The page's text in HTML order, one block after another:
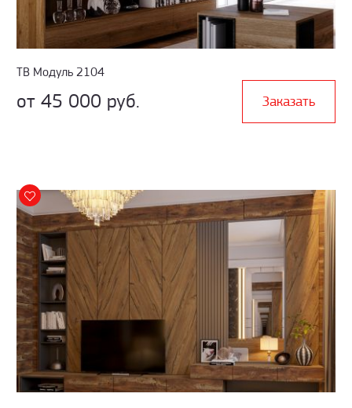
ТВ Модуль 2104
от 45 000 руб. Заказать